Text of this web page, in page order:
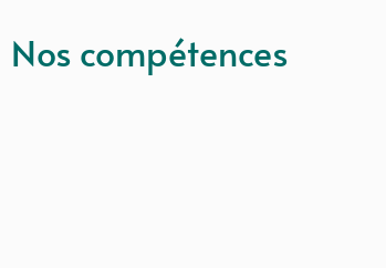
Nos compétences